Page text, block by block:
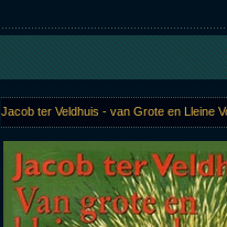
Jacob ter Veldhuis - van Grote en Lleine